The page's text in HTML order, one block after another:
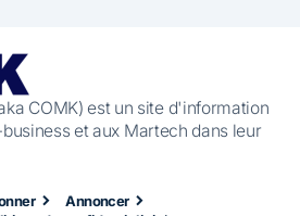
COMK) est un site d'information
et aux Martech dans leur
Annoncer